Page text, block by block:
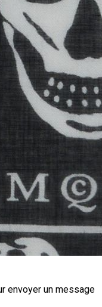
envoyer un message